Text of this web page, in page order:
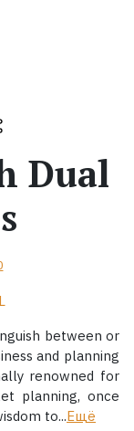
Dual
between or
and planning
renowned for
planning, once
to...Ещё